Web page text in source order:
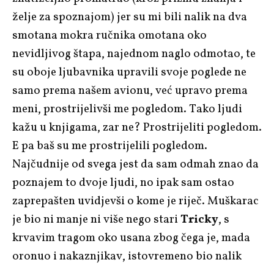
želje za spoznajom) jer su mi bili nalik na dva
smotana mokra ručnika omotana oko
nevidljivog štapa, najednom naglo odmotao, te
su oboje ljubavnika upravili svoje poglede ne
samo prema našem avionu, već upravo prema
meni, prostrijelivši me pogledom. Tako ljudi
kažu u knjigama, zar ne? Prostrijeliti pogledom.
E pa baš su me prostrijelili pogledom.
Najčudnije od svega jest da sam odmah znao da
poznajem to dvoje ljudi, no ipak sam ostao
zaprepašten uvidjevši o kome je riječ. Muškarac
je bio ni manje ni više nego stariTricky, s
krvavim tragom oko usana zbog čega je, mada
oronuo i nakaznjikav, istovremeno bio nalik